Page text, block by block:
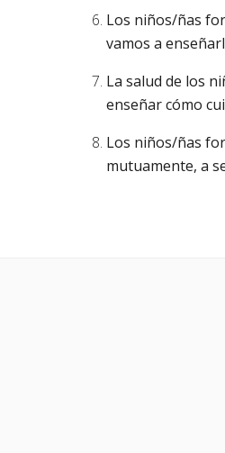
Los niños/ñas
vamos a
La salud de los
enseñar cómo
Los niños/ñas
mutuamente, a